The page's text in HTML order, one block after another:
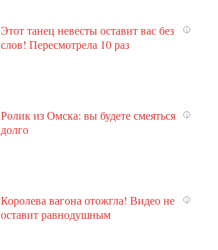
i
Этот танец невесты оставит вас без
слов! Пересмотрела 10 раз
i
Ролик из Омска: вы будете смеяться
долго
i
Королева вагона отожгла! Видео не
оставит равнодушным